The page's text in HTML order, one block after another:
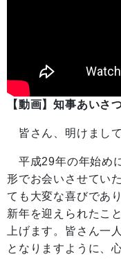
【動画】知事あいさ
皆さん、明けまし
平成29年の年始め
形でお会いさせてい
ても大変な喜びであ
新年を迎えられたこ
上げます。皆さん一
となりますように、